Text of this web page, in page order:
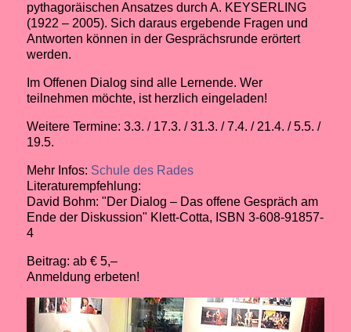
pythagoräischen Ansatzes durch A. KEYSERLING
(1922 – 2005). Sich daraus ergebende Fragen und
Antworten können in der Gesprächsrunde erörtert
werden.
Im Offenen Dialog sind alle Lernende. Wer
teilnehmen möchte, ist herzlich eingeladen!
Weitere Termine: 3.3. / 17.3. / 31.3. / 7.4. / 21.4. / 5.5. /
19.5.
Mehr Infos: Schule des Rades
Literaturempfehlung:
David Bohm: "Der Dialog – Das offene Gespräch am
Ende der Diskussion" Klett-Cotta, ISBN 3-608-91857-
4
Beitrag: ab € 5,–
Anmeldung erbeten!